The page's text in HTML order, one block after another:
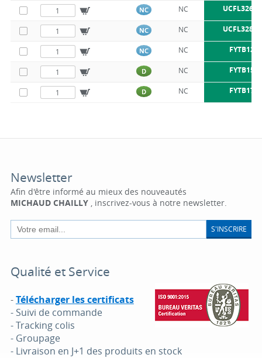
NC NC UCFL326
NC NC UCFL328
NC NC
D NC
D NC
Newsletter
Afin d'être informé au mieux des nouveautés
MICHAUD CHAILLY, inscrivez-vous à notre newsletter.
S'INSCRIRE
Qualité et Service
-Télécharger les certificats
- Suivi de commande
- Tracking colis
- Groupage
- Livraison en J+1 des produits en stock